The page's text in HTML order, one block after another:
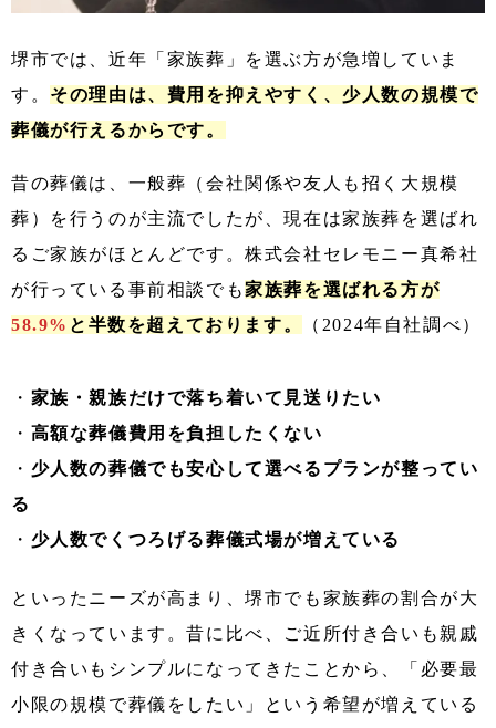
堺市では、近年「家族葬」を選ぶ方が急増していま
す。 その理由は、費用を抑えやすく、少人数の規模で
葬儀が行えるからです。
昔の葬儀は、一般葬（会社関係や友人も招く大規模
葬）を行うのが主流でしたが、現在は家族葬を選ばれ
るご家族がほとんどです。株式会社セレモニー真希社
が行っている事前相談でも家族葬を選ばれる方が
58.9% と半数を超えております。 （2024年自社調べ）
・ 家族・親族だけで落ち着いて見送りたい
・ 高額な葬儀費用を負担したくない
・ 少人数の葬儀でも安心して選べるプランが整ってい
る
・ 少人数でくつろげる葬儀式場が増えている
といったニーズが高まり、堺市でも家族葬の割合が大
きくなっています。昔に比べ、ご近所付き合いも親戚
付き合いもシンプルになってきたことから、「必要最
小限の規模で葬儀をしたい」という希望が増えている